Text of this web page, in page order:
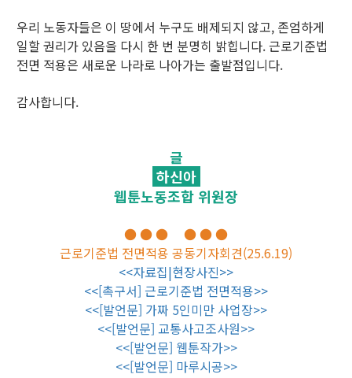
우리 노동자들은 이 땅에서 누구도 배제되지 않고, 존엄하게
일할 권리가 있음을 다시 한 번 분명히 밝힙니다. 근로기준법
전면 적용은 새로운 나라로 나아가는 출발점입니다.
감사합니다.
글
하신아
웹툰노동조합 위원장
● ● ● ● ● ●
근로기준법 전면적용 공동기자회견(25.6.19)
<<자료집|현장사진>>
<<[촉구서] 근로기준법 전면적용>>
<<[발언문] 가짜 5인미만 사업장>>
<<[발언문] 교통사고조사원>>
<<[발언문] 웹툰작가>>
<<[발언문] 마루시공>>